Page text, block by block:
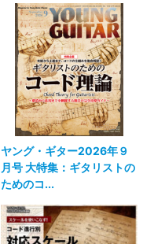
ヤング・ギター2026年９
月号 大特集：ギタリストの
ためのコ...